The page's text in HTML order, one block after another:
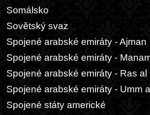
Somálsko
Sovětský svaz
Spojené arabské emiráty - Ajman
Spojené arabské emiráty -
Spojené arabské emiráty - Ras al
Spojené arabské emiráty - Umm
Spojené státy americké